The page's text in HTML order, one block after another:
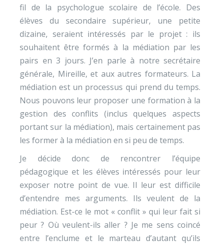
fil de la psychologue scolaire de l’école. Des
élèves du secondaire supérieur, une petite
dizaine, seraient intéressés par le projet : ils
souhaitent être formés à la médiation par les
pairs en 3 jours. J’en parle à notre secrétaire
générale, Mireille, et aux autres formateurs. La
médiation est un processus qui prend du temps.
Nous pouvons leur proposer une formation à la
gestion des conflits (inclus quelques aspects
portant sur la médiation), mais certainement pas
les former à la médiation en si peu de temps.
Je décide donc de rencontrer l’équipe
pédagogique et les élèves intéressés pour leur
exposer notre point de vue. Il leur est difficile
d’entendre mes arguments. Ils veulent de la
médiation. Est-ce le mot « conflit » qui leur fait si
peur ? Où veulent-ils aller ? Je me sens coincé
entre l’enclume et le marteau d’autant qu’ils